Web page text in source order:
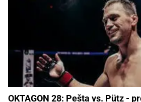
OKTAGON 28: Pešta vs. Pütz -